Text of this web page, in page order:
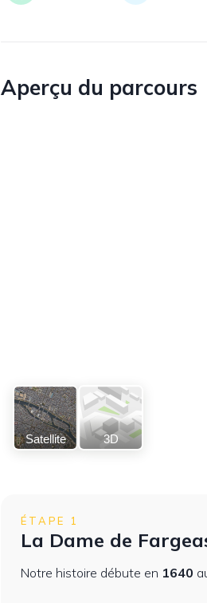
Aperçu du parcours
Satellite 3D
ÉTAPE 1
La Dame de
Notre histoire débute en 1640